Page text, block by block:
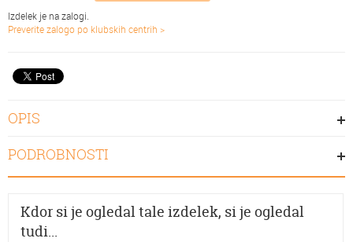
Izdelek je na zalogi.
Preverite zalogo po klubskih centrih >
OPIS
PODROBNOSTI
Kdor si je ogledal tale izdelek, si je ogledal
tudi...